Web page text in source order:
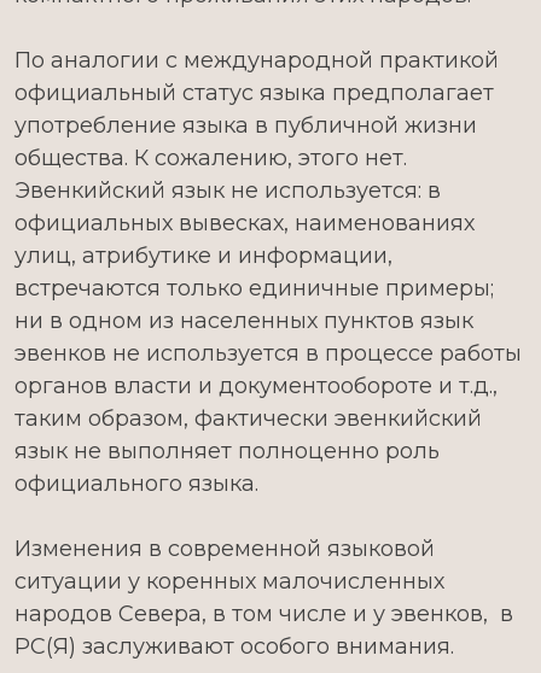
По аналогии с международной практикой
официальный статус языка предполагает
употребление языка в публичной жизни
общества. К сожалению, этого нет.
Эвенкийский язык не используется: в
официальных вывесках, наименованиях
улиц, атрибутике и информации,
встречаются только единичные примеры;
ни в одном из населенных пунктов язык
эвенков не используется в процессе работы
органов власти и документообороте и т.д.,
таким образом, фактически эвенкийский
язык не выполняет полноценно роль
официального языка.
Изменения в современной языковой
ситуации у коренных малочисленных
народов Севера, в том числе и у эвенков, в
РС(Я) заслуживают особого внимания.